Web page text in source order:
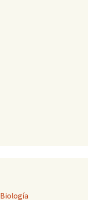
Biología